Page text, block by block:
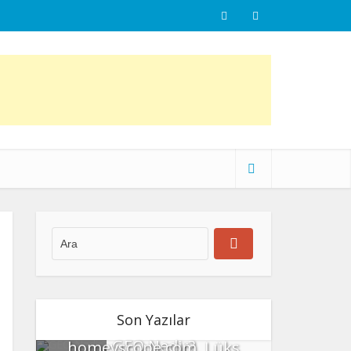
Son Yazılar
GEO Nedir?